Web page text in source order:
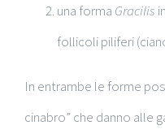
una forma Gracilis
follicoli piliferi
In entrambe le forme
cinabro” che danno alle